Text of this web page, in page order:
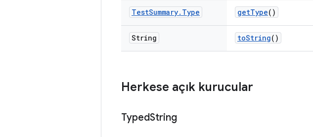
TestSummary. Type getType()
String toString()
Herkese açık kurucular
TypedString